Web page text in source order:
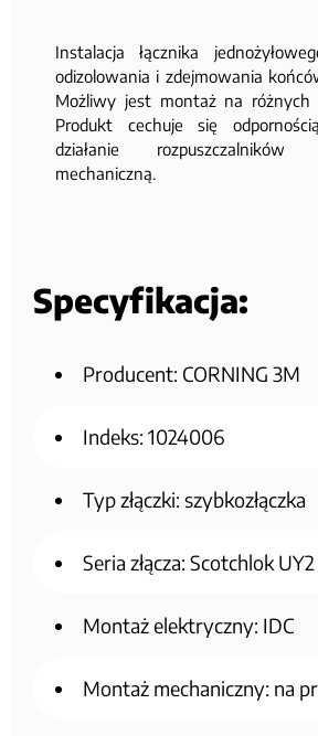
Instalacja łącznika
odizolowania i zdejmowania
Możliwy jest montaż na różnych
Produkt cechuje się
działanie
mechaniczną.
Specyfikacja:
Producent: CORNING 3M
Indeks: 1024006
Typ złączki: szybkozłączka
Seria złącza: Scotchlok UY2
Montaż elektryczny: IDC
Montaż mechaniczny: na